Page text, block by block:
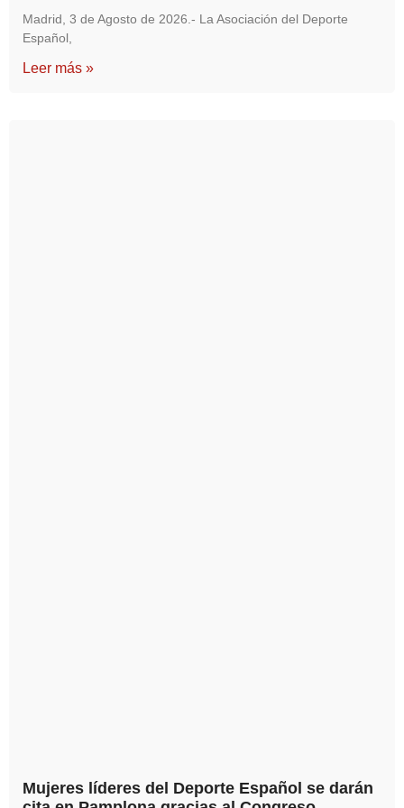
Madrid, 3 de Agosto de 2026.- La Asociación del Deporte
Español,
Leer más »
Mujeres líderes del Deporte Español se darán